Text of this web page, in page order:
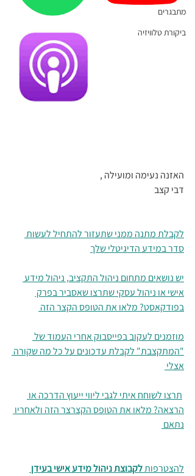
מתבגרים
ביקורת טלוויזיה
האזנה נעימה ומועילה ,
דבי קצב
לקבלת מתנה ממני שתעזור להתחיל לעשות
סדר במידע הדיגיטלי שלך
יש נושאים מתחום ניהול התקציב, ניהול מידע
אישי או ניהול עסקי שתרצו שאסביר בפרק
בפודקאסט? מלאו את הטופס הקצר הזה
מוזמנים לעקוב בפייסבוק אחרי העמוד של
"המתקצבת" לקבלת עדכונים על כל מה שקורה
אצלי
תרצו לשוחח איתי לגבי ליווי ייעוץ הדרכה או
הרצאה? מלאו את הטופס הקצרצר הזה ולאחריו
נתאם
להצטרפות לקבוצת ניהול מידע אישי בעידן